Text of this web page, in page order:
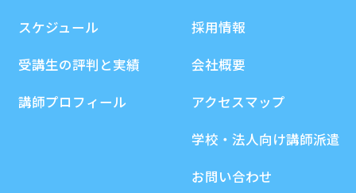
スケジュール
受講生の評判と実績
講師プロフィール
採用情報
会社概要
アクセスマップ
学校・法人向け講師派遣
お問い合わせ